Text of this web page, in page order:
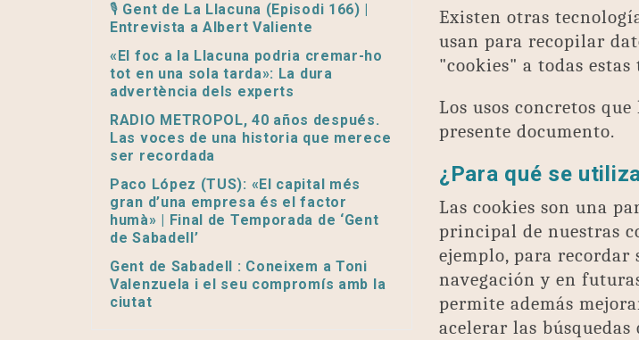
Existen otras
usan para recopilar
"cookies" a todas
Los usos concretos
presente documento.
¿Para qué se
Las cookies son una
principal de nuestras
ejemplo, para
navegación y en
permite además
acelerar las búsquedas
🎙️ Gent de La Llacuna (Episodi 166) |
Entrevista a Albert Valiente
«El foc a la Llacuna podria cremar-ho
tot en una sola tarda»: La dura
advertència dels experts
RADIO METROPOL, 40 años después.
Las voces de una historia que merece
ser recordada
Paco López (TUS): «El capital més
gran d’una empresa és el factor
humà» | Final de Temporada de ‘Gent
de Sabadell’
Gent de Sabadell : Coneixem a Toni
Valenzuela i el seu compromís amb la
ciutat